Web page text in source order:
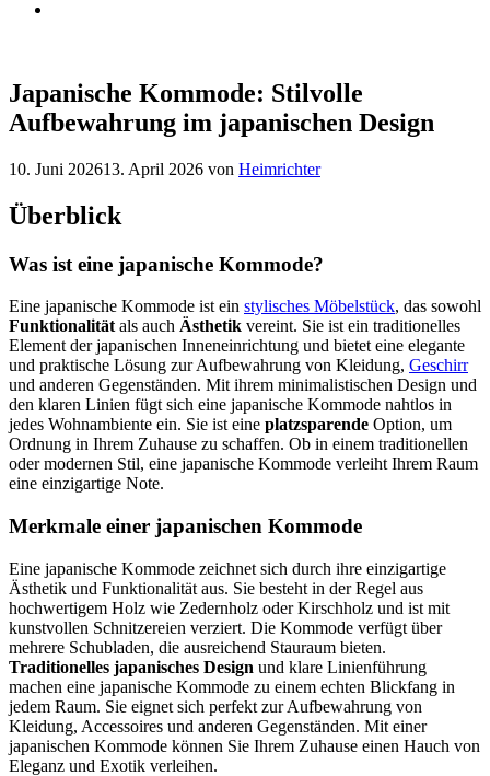
Japanische Kommode: Stilvolle
Aufbewahrung im japanischen Design
10. Juni 202613. April 2026 von Heimrichter
Überblick
Was ist eine japanische Kommode?
Eine japanische Kommode ist ein stylisches Möbelstück, das sowohl
Funktionalität als auch Ästhetik vereint. Sie ist ein traditionelles
Element der japanischen Inneneinrichtung und bietet eine elegante
und praktische Lösung zur Aufbewahrung von Kleidung, Geschirr
und anderen Gegenständen. Mit ihrem minimalistischen Design und
den klaren Linien fügt sich eine japanische Kommode nahtlos in
jedes Wohnambiente ein. Sie ist eine platzsparende Option, um
Ordnung in Ihrem Zuhause zu schaffen. Ob in einem traditionellen
oder modernen Stil, eine japanische Kommode verleiht Ihrem Raum
eine einzigartige Note.
Merkmale einer japanischen Kommode
Eine japanische Kommode zeichnet sich durch ihre einzigartige
Ästhetik und Funktionalität aus. Sie besteht in der Regel aus
hochwertigem Holz wie Zedernholz oder Kirschholz und ist mit
kunstvollen Schnitzereien verziert. Die Kommode verfügt über
mehrere Schubladen, die ausreichend Stauraum bieten.
Traditionelles japanisches Design und klare Linienführung
machen eine japanische Kommode zu einem echten Blickfang in
jedem Raum. Sie eignet sich perfekt zur Aufbewahrung von
Kleidung, Accessoires und anderen Gegenständen. Mit einer
japanischen Kommode können Sie Ihrem Zuhause einen Hauch von
Eleganz und Exotik verleihen.